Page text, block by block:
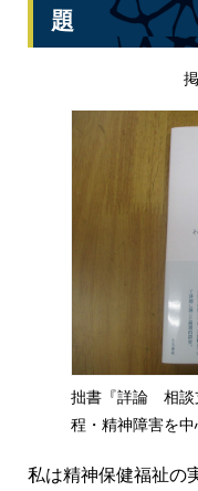
題
拙書『詳論 相談
程・精神障害を中
私は精神保健福祉の